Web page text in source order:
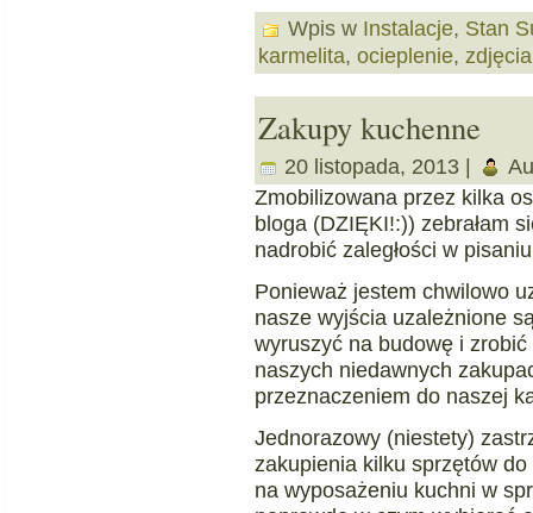
Wpis w Instalacje, Stan
karmelita, ocieplenie, zdjęcia
Zakupy kuchenne
20 listopada, 2013 |
Zmobilizowana przez kilka
bloga (DZIĘKI!:)) zebrałam
nadrobić zaległości w
Ponieważ jestem chwilowo
nasze wyjścia uzależnione
wyruszyć na budowę i
naszych niedawnych
przeznaczeniem do naszej
Jednorazowy (niestety)
zakupienia kilku sprzętów
na wyposażeniu kuchni w